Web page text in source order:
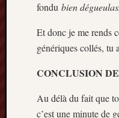
fondu bien
Et donc je me rends
génériques collés, tu
CONCLUSION
Au délà du fait que
c’est une minute de